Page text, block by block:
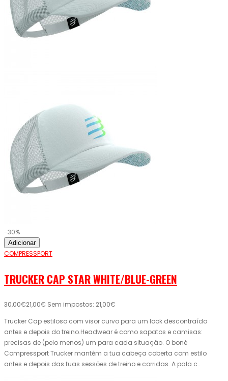
-30%
Adicionar
COMPRESSPORT
TRUCKER CAP STAR WHITE/BLUE-GREEN
30,00€21,00€ Sem impostos: 21,00€
Trucker Cap estiloso com visor curvo para um look descontraído
antes e depois do treino.Headwear é como sapatos e camisas:
precisas de (pelo menos) um para cada situação. O boné
Compressport Trucker mantém a tua cabeça coberta com estilo
antes e depois das tuas sessões de treino e corridas. A pala c..